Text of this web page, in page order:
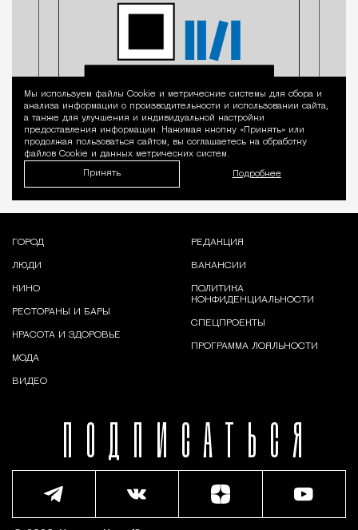
Уведомление
Мы используем файлы Сookie и метрические системы для сбора и
анализа информации о производительности и использовании сайта,
а также для улучшения и индивидуальной настройки
предоставления информации. Нажимая кнопку «Принять» или
продолжая пользоваться сайтом, вы соглашаетесь на обработку
файлов Cookie и данных метрических систем.
Принять Подробнее
ПОДПИСАТЬСЯ
ГОРОД
ЛЮДИ
КИНО
РЕСТОРАНЫ И БАРЫ
КРАСОТА И ЗДОРОВЬЕ
МОДА
ВИДЕО
РЕДАКЦИЯ
ВАКАНСИИ
ПОЛИТИКА
КОНФИДЕНЦИАЛЬНОСТИ
СПЕЦПРОЕКТЫ
ПРОГРАММА ЛОЯЛЬНОСТИ